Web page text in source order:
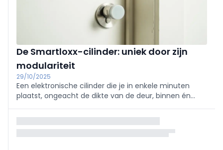
De Smartloxx-cilinder: uniek door zijn
modulariteit
29/10/2025
Een elektronische cilinder die je in enkele minuten
plaatst, ongeacht de dikte van de deur, binnen én
houden van eenvoud, gebruiksgemak en flexibiliteit.